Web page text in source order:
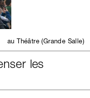
au Théâtre (Grande Salle)
les